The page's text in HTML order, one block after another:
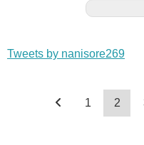
Tweets by nanisore269
1 2